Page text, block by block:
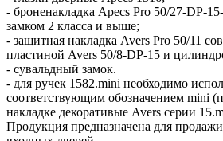
- броненакладка Apecs Pro 50/27-DP-
замком 2 класса и выше;
- защитная накладка Avers Pro 50/11
пластиной Avers 50/8-DP-15 и
- сувальдный замок.
- для ручек 1582.mini необходимо
соответствующим обозначением mini
накладке декоративые Avers серии
Продукция предназначена для